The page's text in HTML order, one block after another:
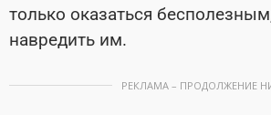
только оказаться
навредить им.
РЕКЛАМА – ПРОДОЛЖЕНИЕ